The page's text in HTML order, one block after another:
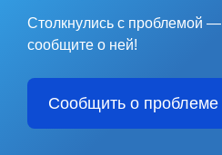
Столкнулись с проблемой —
сообщите о ней!
Сообщить о проблеме